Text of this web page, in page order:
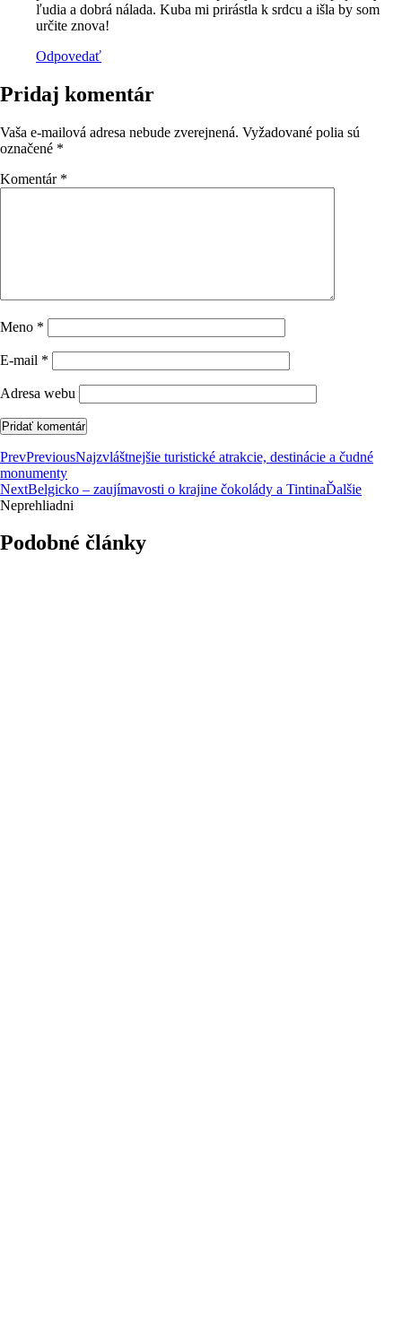
ľudia a dobrá nálada. Kuba mi prirástla k srdcu a išla by som
určite znova!
Odpovedať
Pridaj komentár
Vaša e-mailová adresa nebude zverejnená. Vyžadované polia sú
označené *
Komentár *
Meno *
E-mail *
Adresa webu
PrevPreviousNajzvláštnejšie turistické atrakcie, destinácie a čudné
monumenty
NextBelgicko – zaujímavosti o krajine čokolády a TintinaĎalšie
Neprehliadni
Podobné články